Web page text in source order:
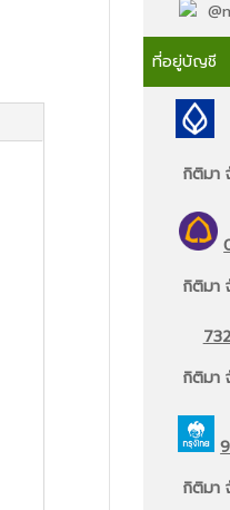
ที่อยู่บัญชี
กิติมา
กิติมา
กิติมา
กิติมา